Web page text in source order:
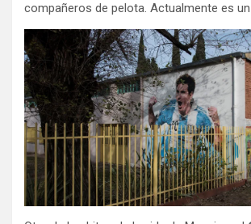
compañeros de pelota. Actualmente es